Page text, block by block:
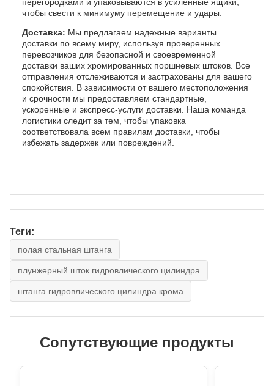
чтобы свести к минимуму перемещение и удары.
Доставка: Мы предлагаем надежные варианты
доставки по всему миру, используя проверенных
перевозчиков для безопасной и своевременной
доставки ваших хромированных поршневых штоков. Все
отправления отслеживаются и застрахованы для вашего
спокойствия. В зависимости от вашего местоположения
и срочности мы предоставляем стандартные,
ускоренные и экспресс-услуги доставки. Наша команда
логистики следит за тем, чтобы упаковка
соответствовала всем правилам доставки, чтобы
избежать задержек или повреждений.
Теги:
полая стальная штанга
плунжерный шток гидровлического цилиндра
штанга гидровлического цилиндра крома
Сопутствующие продукты